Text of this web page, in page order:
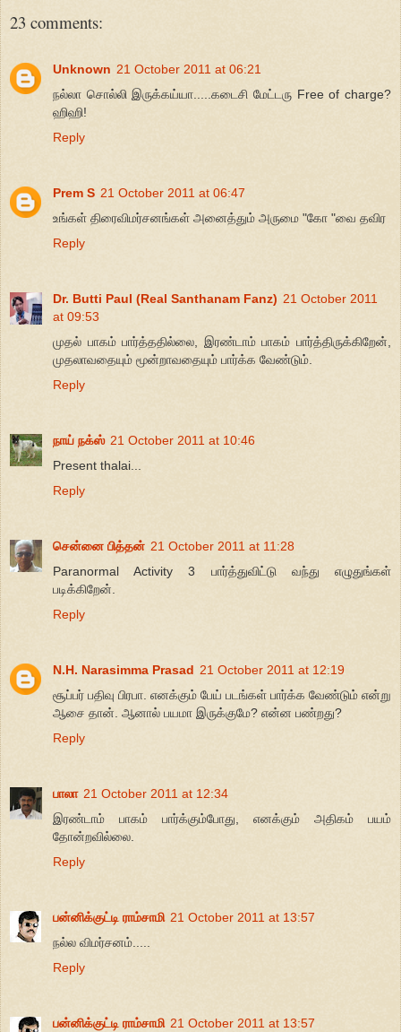
23 comments:
Unknown 21 October 2011 at 06:21
நல்லா சொல்லி இருக்கய்யா.....கடைசி மேட்டரு Free of charge?
ஹிஹி!
Reply
Prem S 21 October 2011 at 06:47
உங்கள் திரைவிமர்சனங்கள் அனைத்தும் அருமை "கோ "வை தவிர
Reply
Dr. Butti Paul (Real Santhanam Fanz) 21 October 2011
at 09:53
முதல் பாகம் பார்த்ததில்லை, இரண்டாம் பாகம் பார்த்திருக்கிறேன்,
முதலாவதையும் மூன்றாவதையும் பார்க்க வேண்டும்.
Reply
நாய் நக்ஸ் 21 October 2011 at 10:46
Present thalai...
Reply
சென்னை பித்தன் 21 October 2011 at 11:28
Paranormal Activity 3 பார்த்துவிட்டு வந்து எழுதுங்கள்
படிக்கிறேன்.
Reply
N.H. Narasimma Prasad 21 October 2011 at 12:19
சூப்பர் பதிவு பிரபா. எனக்கும் பேய் படங்கள் பார்க்க வேண்டும் என்று
ஆசை தான். ஆனால் பயமா இருக்குமே? என்ன பண்றது?
Reply
பாலா 21 October 2011 at 12:34
இரண்டாம் பாகம் பார்க்கும்போது, எனக்கும் அதிகம் பயம்
தோன்றவில்லை.
Reply
பன்னிக்குட்டி ராம்சாமி 21 October 2011 at 13:57
நல்ல விமர்சனம்.....
Reply
பன்னிக்குட்டி ராம்சாமி 21 October 2011 at 13:57